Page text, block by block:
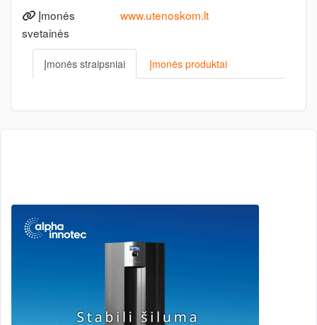
Įmonės
svetainės
www.utenoskom.lt
Įmonės straipsniai Įmonės produktai